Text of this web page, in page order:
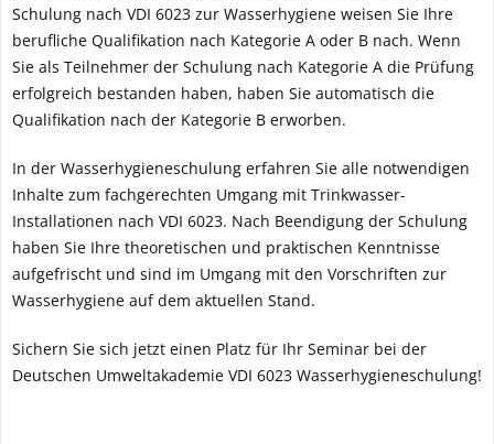
Schulung nach VDI 6023 zur Wasserhygiene weisen Sie Ihre
berufliche Qualifikation nach Kategorie A oder B nach. Wenn
Sie als Teilnehmer der Schulung nach Kategorie A die Prüfung
erfolgreich bestanden haben, haben Sie automatisch die
Qualifikation nach der Kategorie B erworben.
In der Wasserhygieneschulung erfahren Sie alle notwendigen
Inhalte zum fachgerechten Umgang mit Trinkwasser-
Installationen nach VDI 6023. Nach Beendigung der Schulung
haben Sie Ihre theoretischen und praktischen Kenntnisse
aufgefrischt und sind im Umgang mit den Vorschriften zur
Wasserhygiene auf dem aktuellen Stand.
Sichern Sie sich jetzt einen Platz für Ihr Seminar bei der
Deutschen Umweltakademie VDI 6023 Wasserhygieneschulung!